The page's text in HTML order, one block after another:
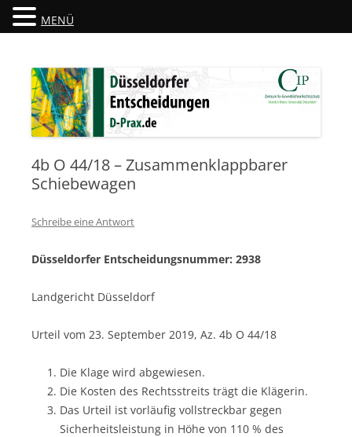
Düsseldorfer Entscheidungen
4b O 44/18 – Zusammenklappbarer
Schiebewagen
Schreibe eine Antwort
Düsseldorfer Entscheidungsnummer: 2938
Landgericht Düsseldorf
Urteil vom 23. September 2019, Az. 4b O 44/18
Die Klage wird abgewiesen.
Die Kosten des Rechtsstreits trägt die Klägerin.
Das Urteil ist vorläufig vollstreckbar gegen
Sicherheitsleistung in Höhe von 110 % des
MENÜ